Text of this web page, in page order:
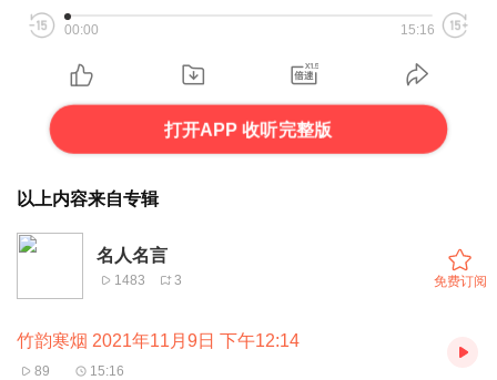
00:00 15:16
打开APP 收听完整版
以上内容来自专辑
名人名言
1483 3 免费订阅
竹韵寒烟 2021年11月9日 下午12:14
89 15:16